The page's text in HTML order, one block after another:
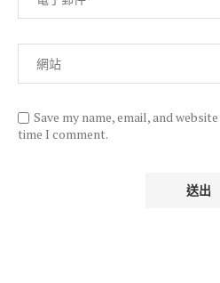
Save my name, email, and
time I comment.